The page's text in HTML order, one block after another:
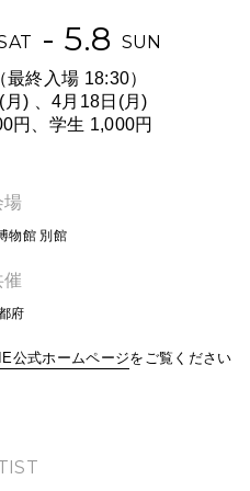
- 5.8 SUN
（最終入場 18:30）
) 、4月18日(月)
円、学生 1,000円
場
物館 別館
催
府
公式ホームページをご覧ください